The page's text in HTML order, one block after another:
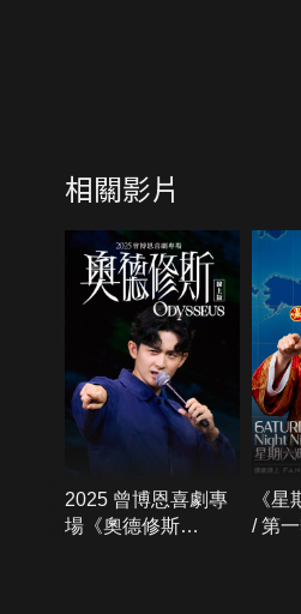
相關影片
2025 曾博恩喜劇專
場《奧德修斯
《
/ 第